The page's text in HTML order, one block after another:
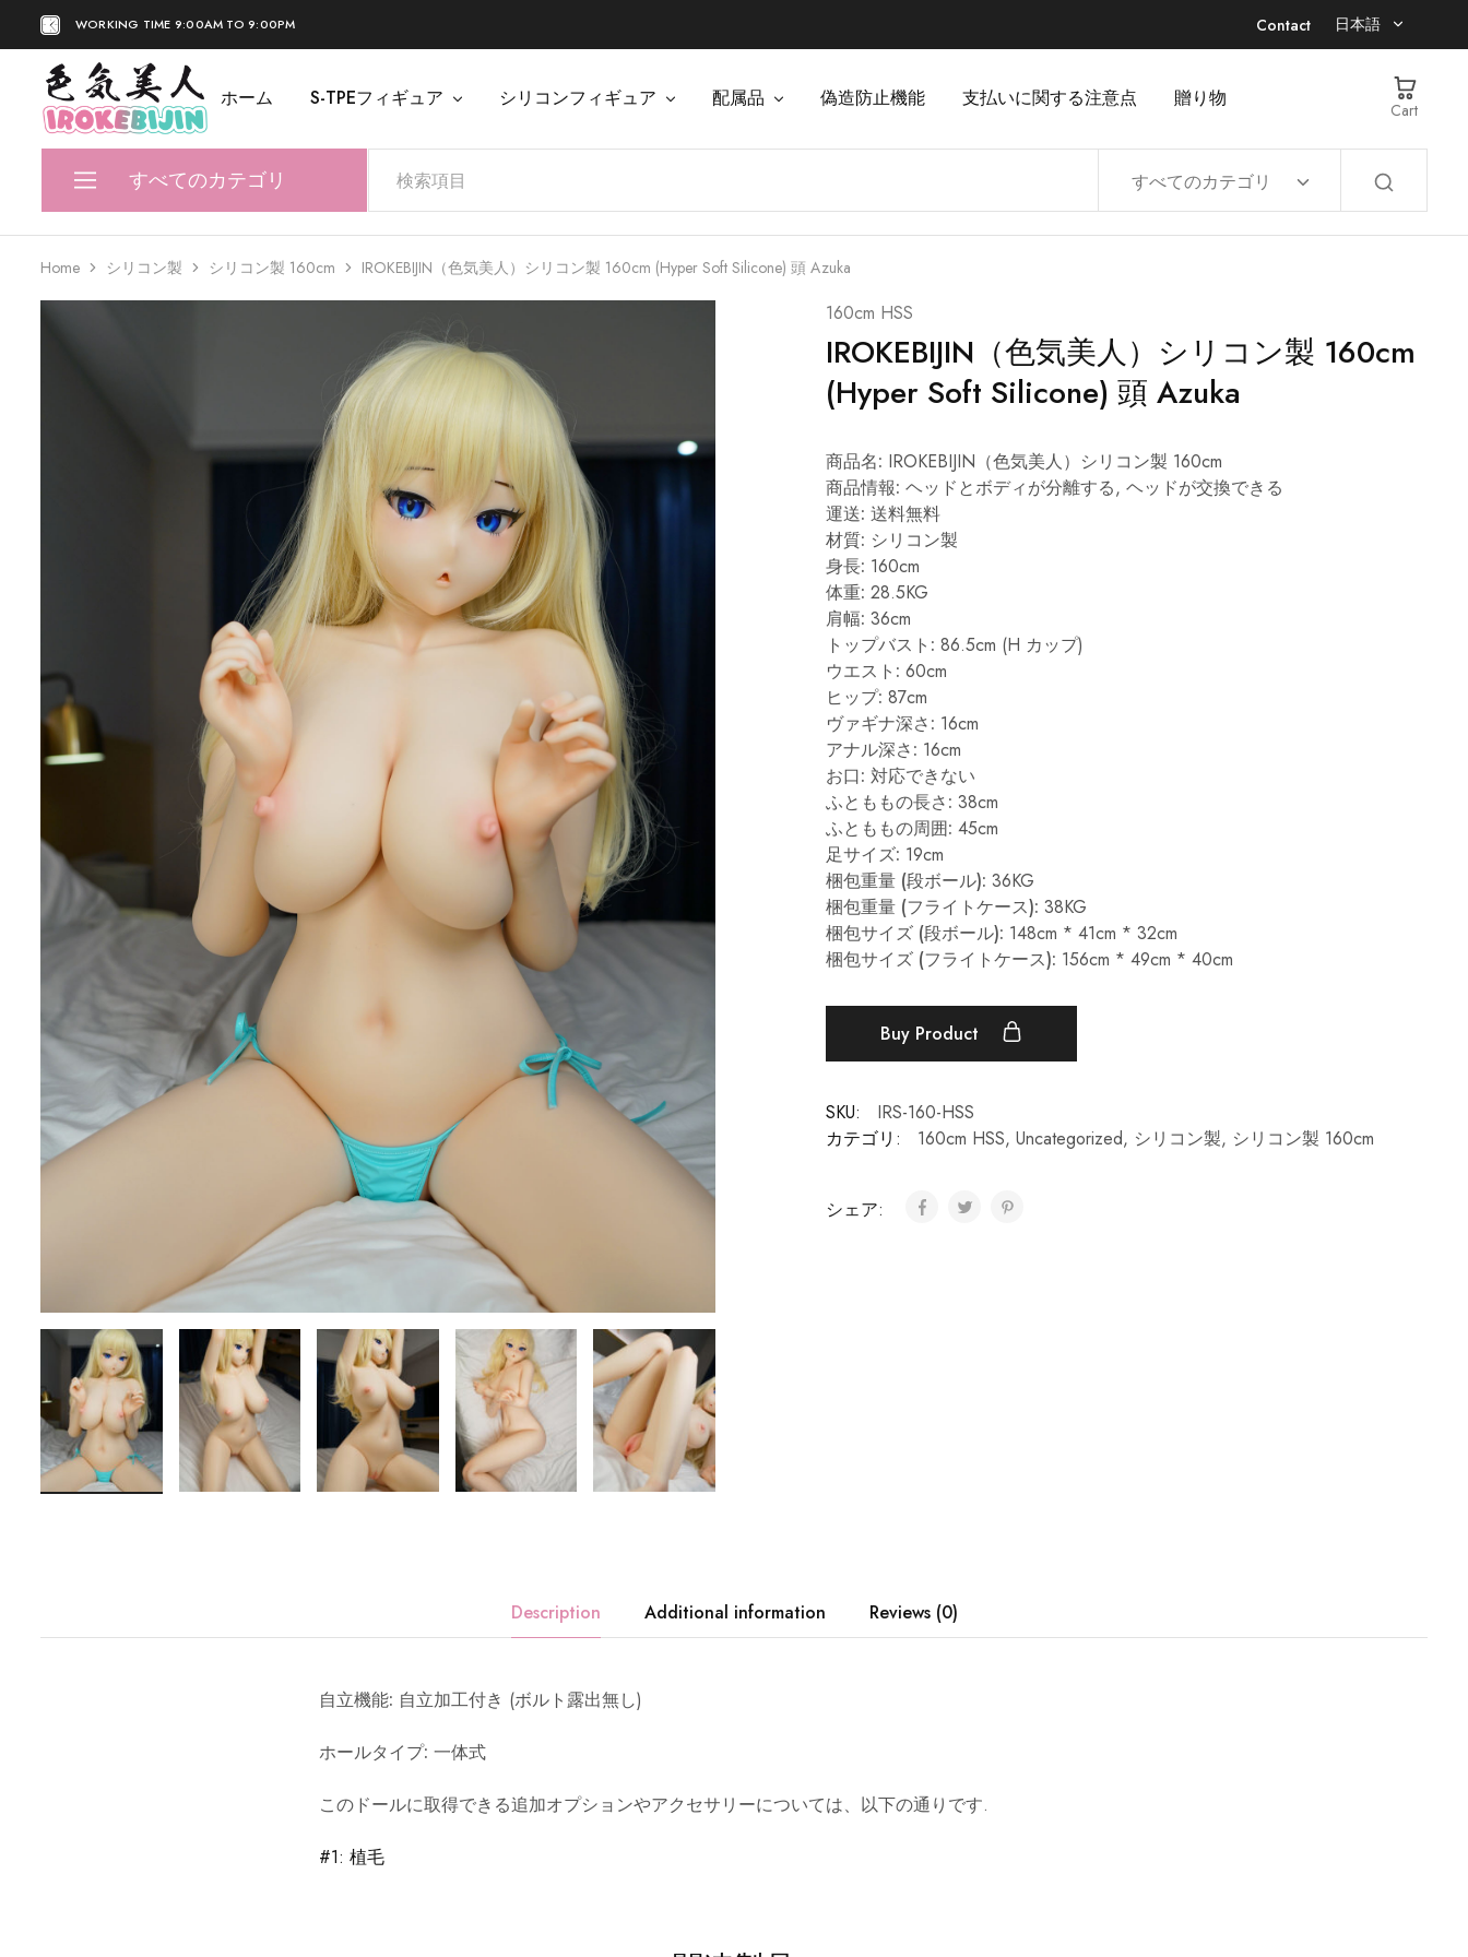
WORKING TIME 9:00AM TO 9:00PM Contact 日本語
IROKEBIJIN
Shop
ホーム S-TPEフィギュア シリコンフィギュア 配属品 偽造防止機能 支払いに関する注意点 贈り物
Cart
すべてのカテゴリ
シリコンフィギュア
すべてのカテゴリ
Home シリコン製 シリコン製 160cm IROKEBIJIN（色気美人）シリコン製 160cm (Hyper Soft Silicone) 頭 Azuka
160cm HSS
IROKEBIJIN（色気美人）シリコン製 160cm
(Hyper Soft Silicone) 頭 Azuka
商品名: IROKEBIJIN（色気美人）シリコン製 160cm
商品情報: ヘッドとボディが分離する, ヘッドが交換できる
運送: 送料無料
材質: シリコン製
身長: 160cm
体重: 28.5KG
肩幅: 36cm
トップバスト: 86.5cm (H カップ)
ウエスト: 60cm
ヒップ: 87cm
ヴァギナ深さ: 16cm
アナル深さ: 16cm
お口: 対応できない
ふとももの長さ: 38cm
ふとももの周囲: 45cm
足サイズ: 19cm
梱包重量 (段ボール): 36KG
梱包重量 (フライトケース): 38KG
梱包サイズ (段ボール): 148cm * 41cm * 32cm
梱包サイズ (フライトケース): 156cm * 49cm * 40cm
Buy Product
SKU:
IRS-160-HSS
カテゴリ:
160cm HSS, Uncategorized, シリコン製, シリコン製 160cm
シェア:
Description Additional information Reviews (0)
自立機能: 自立加工付き (ボルト露出無し)
ホールタイプ: 一体式
このドールに取得できる追加オプションやアクセサリーについては、以下の通りです.
#1: 植毛